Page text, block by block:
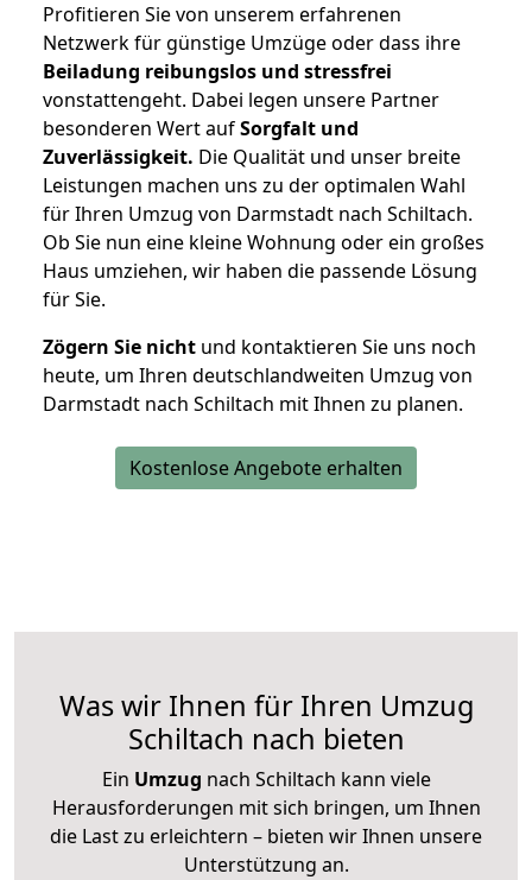
Profitieren Sie von unserem erfahrenen
Netzwerk für günstige Umzüge oder dass ihre
Beiladung reibungslos und stressfrei
vonstattengeht. Dabei legen unsere Partner
besonderen Wert aufSorgfalt und
Zuverlässigkeit. Die Qualität und unser breite
Leistungen machen uns zu der optimalen Wahl
für Ihren Umzug von Darmstadt nach Schiltach.
Ob Sie nun eine kleine Wohnung oder ein großes
Haus umziehen, wir haben die passende Lösung
für Sie.
Zögern Sie nicht und kontaktieren Sie uns noch
heute, um Ihren deutschlandweiten Umzug von
Darmstadt nach Schiltach mit Ihnen zu planen.
Kostenlose Angebote erhalten
Was wir Ihnen für Ihren Umzug
Schiltach nach bieten
Ein Umzug nach Schiltach kann viele
Herausforderungen mit sich bringen, um Ihnen
die Last zu erleichtern – bieten wir Ihnen unsere
Unterstützung an.